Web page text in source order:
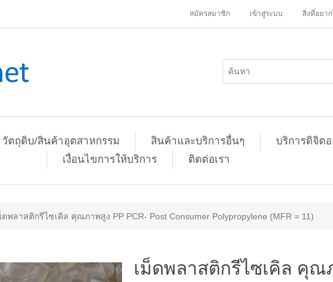
สมัครสมาชิก เข้าสู่ระบบ สิ่งที่อยา
วัตถุดิบ/สินค้าอุตสาหกรรม สินค้าและบริการอื่นๆ
บริการดิจิตอ
เงื่อนไขการให้บริการ
ติดต่อเรา
ดพลาสติกรีไซเคิล คุณภาพสูง PP PCR- Post Consumer Polypropylene (MFR = 11)
เม็ดพลาสติกรีไซเคิล คุณ